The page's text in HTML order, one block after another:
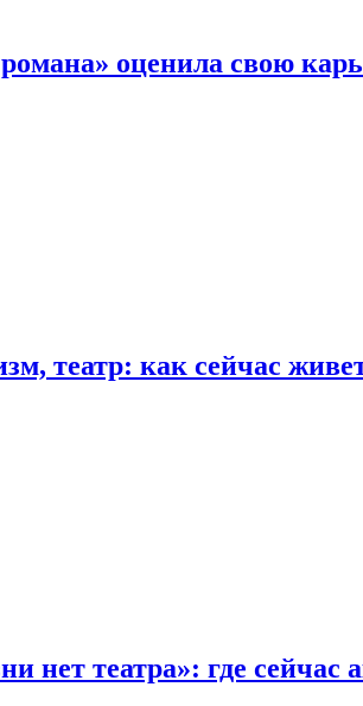
оценила свою
театр: как сейчас
нет театра»: где сейчас